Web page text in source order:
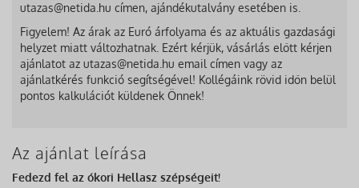
utazas@netida.hu címen, ajándékutalvány esetében is.
Figyelem! Az árak az Euró árfolyama és az aktuális gazdasági
helyzet miatt változhatnak. Ezért kérjük, vásárlás előtt kérjen
ajánlatot az utazas@netida.hu email címen vagy az
ajánlatkérés funkció segítségével! Kollégáink rövid időn belül
pontos kalkulációt küldenek Önnek!
Az ajánlat leírása
Fedezd fel az ókori Hellasz szépségeit!